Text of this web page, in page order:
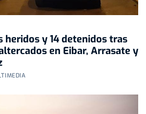
heridos y 14 detenidos tras
en Eibar, Arrasate y